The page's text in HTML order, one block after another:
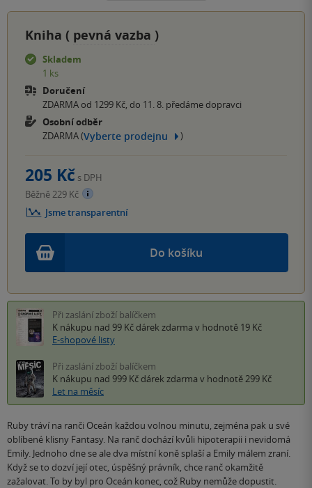
Kniha ( pevná vazba )
Skladem
1 ks
Doručení
ZDARMA od 1299 Kč, do 11. 8. předáme dopravci
Osobní odběr
ZDARMA (Vyberte prodejnu )
Do košíku
205 Kč s DPH
Běžně 229 Kč
Jsme transparentní
Při zaslání zboží balíčkem
K nákupu nad 99 Kč dárek zdarma v hodnotě 19 Kč
E-shopové listy
Při zaslání zboží balíčkem
K nákupu nad 999 Kč dárek zdarma v hodnotě 299 Kč
Let na měsíc
Ruby tráví na ranči Oceán každou volnou minutu, zejména pak u své
oblíbené klisny Fantasy. Na ranč dochází kvůli hipoterapii i nevidomá
Emily. Jednoho dne se ale dva místní koně splaší a Emily málem zraní.
Když se to dozví její otec, úspěšný právník, chce ranč okamžitě
zažalovat. To by byl pro Oceán konec, což Ruby nemůže dopustit.